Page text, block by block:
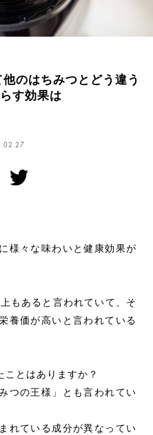
のはちみつとどう違う
す効果は
様々な味わいと健康効果が
もあると言われていて、そ
養価が高いと言われている
ことはありますか？
つの王様」とも言われてい
れている成分が異なってい